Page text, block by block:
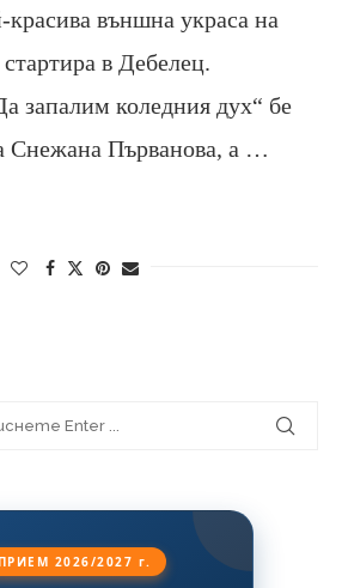
външна украса на
в Дебелец.
запалим коледния дух“ бе
Снежана Първанова, а …
ПРИЕМ 2026/2027 г.